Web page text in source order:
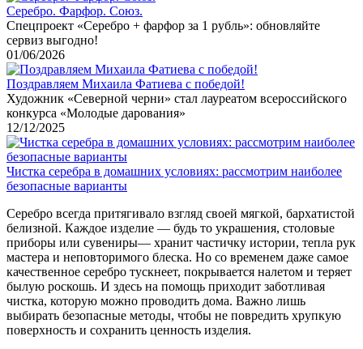
Серебро. Фарфор. Союз.
Спецпроект «Серебро + фарфор за 1 рубль»: обновляйте
сервиз выгодно!
01/06/2026
Поздравляем Михаила Фатиева c победой!
Художник «Северной черни» стал лауреатом всероссийского
конкурса «Молодые дарования»
12/12/2025
Чистка серебра в домашних условиях: рассмотрим наиболее
безопасные варианты
Серебро всегда притягивало взгляд своей мягкой, бархатистой
белизной. Каждое изделие — будь то украшения, столовые
приборы или сувениры— хранит частичку истории, тепла рук
мастера и неповторимого блеска. Но со временем даже самое
качественное серебро тускнеет, покрывается налетом и теряет
былую роскошь. И здесь на помощь приходит заботливая
чистка, которую можно проводить дома. Важно лишь
выбирать безопасные методы, чтобы не повредить хрупкую
поверхность и сохранить ценность изделия.